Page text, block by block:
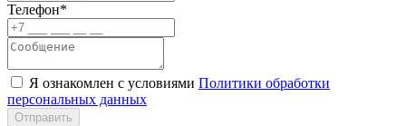
Телефон*
Я ознакомлен с условиями Политики обработки
персональных данных
Отправить